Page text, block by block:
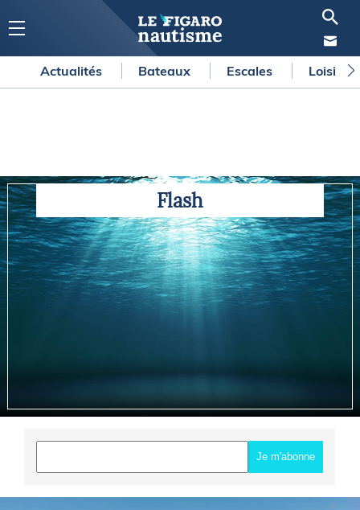
Actualités Bateaux Escales Loisirs
Flash
Je m'abonne